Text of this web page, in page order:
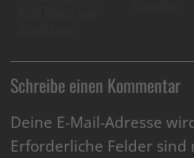
Schreibe einen Kommentar
Deine E-Mail-Adresse
Erforderliche Felder sind